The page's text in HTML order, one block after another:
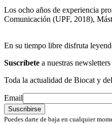
Los ocho años de experiencia
Comunicación (UPF, 2018),
En su tiempo libre disfruta
Suscríbete a nuestras newsletters
Toda la actualidad de Biocat y
Email
Puedes darte de baja en cualquier